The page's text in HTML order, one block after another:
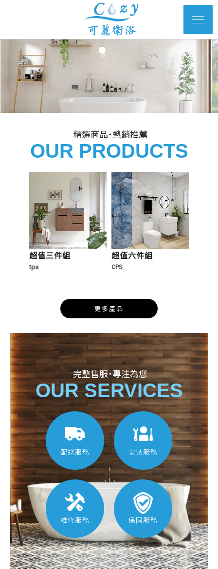
精選商品˙熱銷推薦
OUR PRODUCTS
超值三件組
tps
超值六件組
CPS
更多產品
完整售服˙專注為您
OUR SERVICES
配送服務 安裝服務
維修服務 保固服務